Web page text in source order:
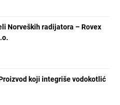
Norveških radijatora – Rovex
koji integriše vodokotlić